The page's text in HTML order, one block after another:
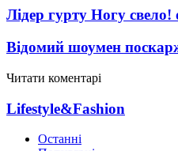
Лідер гурту Ногу свело!
Відомий шоумен
Читати коментарі
Lifestyle&Fashion
Останні